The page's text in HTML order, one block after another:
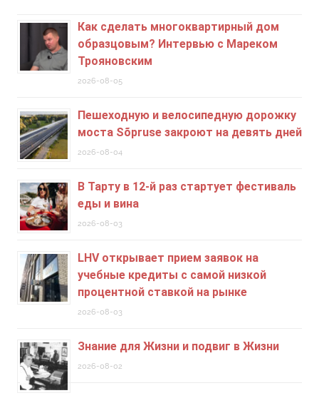
Как сделать многоквартирный дом
образцовым? Интервью с Мареком
Трояновским
2026-08-05
Пешеходную и велосипедную дорожку
моста Sõpruse закроют на девять дней
2026-08-04
В Тарту в 12-й раз стартует фестиваль
еды и вина
2026-08-03
LHV открывает прием заявок на
учебные кредиты c самой низкой
процентной ставкой на рынке
2026-08-03
Знание для Жизни и подвиг в Жизни
2026-08-02